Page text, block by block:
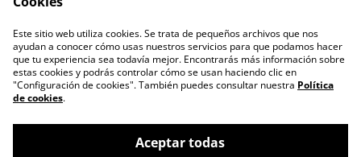
Contact Us
Legal Terms
Privacy Policy
Cookie Policy
Este sitio web utiliza cookies. Se trata de pequeños archivos que nos
ayudan a conocer cómo usas nuestros servicios para que podamos hacer
que tu experiencia sea todavía mejor. Encontrarás más información sobre
estas cookies y podrás controlar cómo se usan haciendo clic en
"Configuración de cookies". También puedes consultar nuestra Política
de cookies.
Aceptar todas